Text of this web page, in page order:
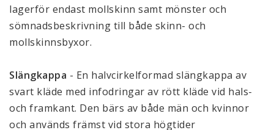
lagerför endast mollskinn samt mönster och
sömnadsbeskrivning till både skinn- och
mollskinnsbyxor.
Slängkappa - En halvcirkelformad slängkappa av
svart kläde med infodringar av rött kläde vid hals-
och framkant. Den bärs av både män och kvinnor
och används främst vid stora högtider